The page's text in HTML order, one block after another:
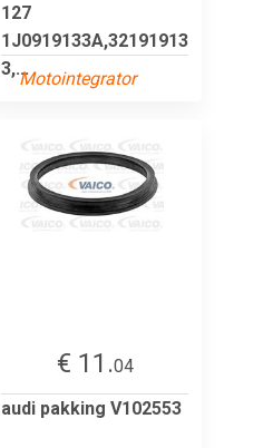
127
1J0919133A,32191913
3,...Motointegrator
€ 11.04
audi pakking V102553